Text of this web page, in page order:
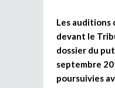
Les auditions
devant le
dossier du
septembre
poursuivies